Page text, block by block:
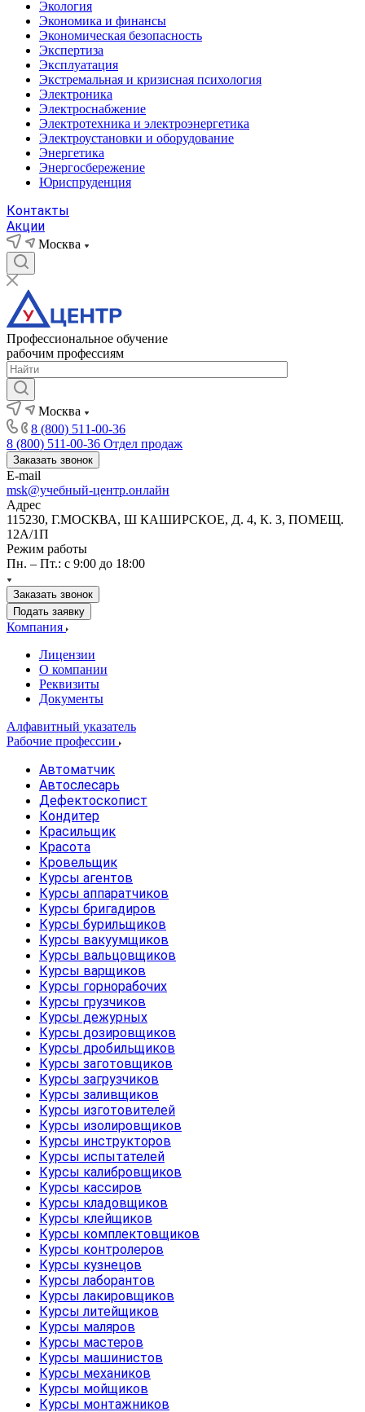
Экология
Экономика и финансы
Экономическая безопасность
Экспертиза
Эксплуатация
Экстремальная и кризисная психология
Электроника
Электроснабжение
Электротехника и электроэнергетика
Электроустановки и оборудование
Энергетика
Энергосбережение
Юриспруденция
Контакты
Акции
Москва
Профессиональное обучение
рабочим профессиям
Москва
8 (800) 511-00-36
8 (800) 511-00-36 Отдел продаж
Заказать звонок
E-mail
msk@учебный-центр.онлайн
Адрес
115230, Г.МОСКВА, Ш КАШИРСКОЕ, Д. 4, К. 3, ПОМЕЩ.
12А/1П
Режим работы
Пн. – Пт.: с 9:00 до 18:00
Заказать звонок
Подать заявку
Компания
Лицензии
О компании
Реквизиты
Документы
Алфавитный указатель
Рабочие профессии
Автоматчик
Автослесарь
Дефектоскопист
Кондитер
Красильщик
Красота
Кровельщик
Курсы агентов
Курсы аппаратчиков
Курсы бригадиров
Курсы бурильщиков
Курсы вакуумщиков
Курсы вальцовщиков
Курсы варщиков
Курсы горнорабочих
Курсы грузчиков
Курсы дежурных
Курсы дозировщиков
Курсы дробильщиков
Курсы заготовщиков
Курсы загрузчиков
Курсы заливщиков
Курсы изготовителей
Курсы изолировщиков
Курсы инструкторов
Курсы испытателей
Курсы калибровщиков
Курсы кассиров
Курсы кладовщиков
Курсы клейщиков
Курсы комплектовщиков
Курсы контролеров
Курсы кузнецов
Курсы лаборантов
Курсы лакировщиков
Курсы литейщиков
Курсы маляров
Курсы мастеров
Курсы машинистов
Курсы механиков
Курсы мойщиков
Курсы монтажников